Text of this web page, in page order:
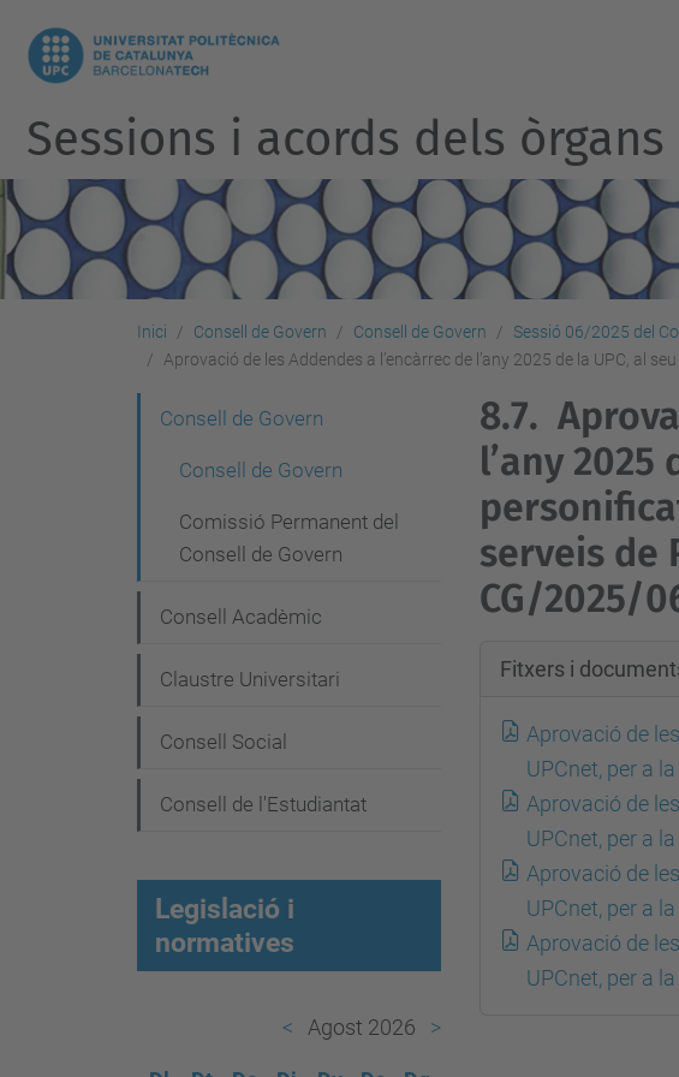
Sessions i acords dels òrgans
Inici Consell de Govern Consell de Govern Sessió 06/2025 del
Aprovació de les Addendes a l’encàrrec de l’any 2025 de la UPC, al
8.7.
l’any 2025
serveis de
CG/2025/
Fitxers i
Aprovació de
UPCnet, per a
Aprovació de
UPCnet, per a
Aprovació de
UPCnet, per a
Aprovació de
UPCnet, per a
g
c
i
Consell de Govern
Consell de Govern
Comissió Permanent del
Consell de Govern
Consell Acadèmic
Claustre Universitari
Consell Social
Consell de l'Estudiantat
Legislació i
normatives
Agost 2026